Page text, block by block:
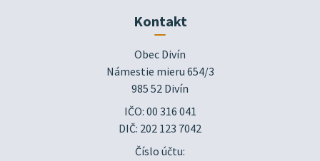
Kontakt
Obec Divín
Námestie mieru 654/3
985 52 Divín
IČO: 00 316 041
DIČ: 202 123 7042
Číslo účtu: